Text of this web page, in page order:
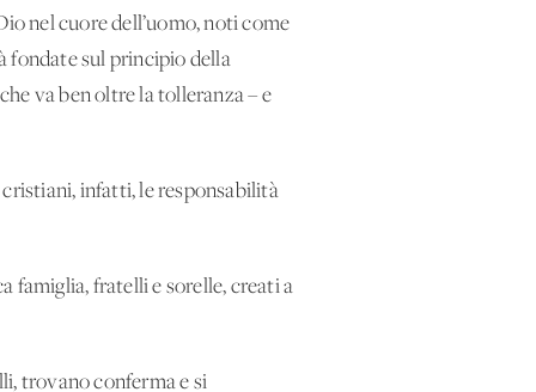
nel cuore dell’uomo, noti come
fondate sul principio della
va ben oltre la tolleranza – e
cristiani, infatti, le responsabilità
famiglia, fratelli e sorelle, creati a
trovano conferma e si